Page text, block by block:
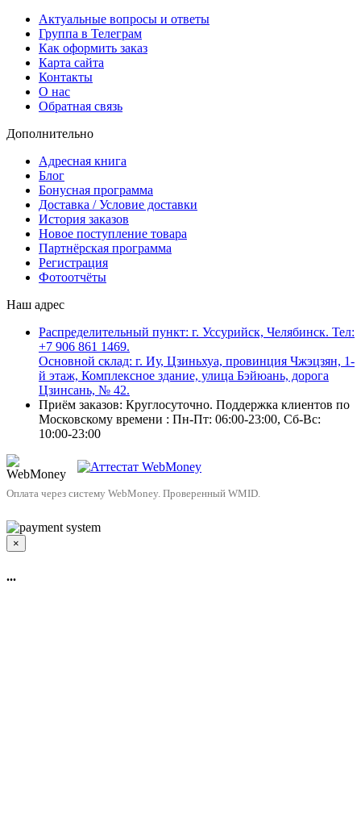
Актуальные вопросы и ответы
Группа в Телеграм
Как оформить заказ
Карта сайта
Контакты
О нас
Обратная связь
Дополнительно
Адресная книга
Блог
Бонусная программа
Доставка / Условие доставки
История заказов
Новое поступление товара
Партнёрская программа
Регистрация
Фотоотчёты
Наш адрес
Распределительный пункт: г. Уссурийск, Челябинск. Тел:
+7 906 861 1469.
Основной склад: г. Иу, Цзиньхуа, провинция Чжэцзян, 1-
й этаж, Комплексное здание, улица Бэйюань, дорога
Цзинсань, № 42.
Приём заказов: Круглосуточно. Поддержка клиентов по
Московскому времени : Пн-Пт: 06:00-23:00, Сб-Вс:
10:00-23:00
Оплата через систему WebMoney. Проверенный WMID.
×
...